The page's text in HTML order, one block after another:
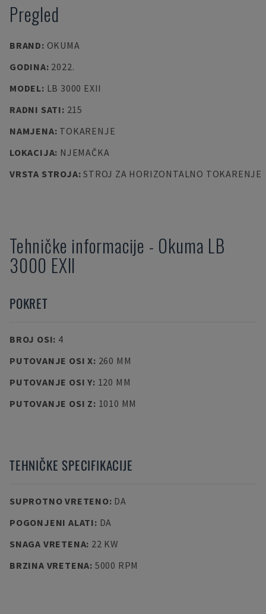
Pregled
BRAND: OKUMA
GODINA: 2022.
MODEL: LB 3000 EXII
RADNI SATI: 215
NAMJENA: TOKARENJE
LOKACIJA: NJEMAČKA
VRSTA STROJA:STROJ ZA HORIZONTALNO TOKARENJE
Tehničke informacije - Okuma LB
3000 EXII
POKRET
BROJ OSI: 4
PUTOVANJE OSI X: 260 MM
PUTOVANJE OSI Y: 120 MM
PUTOVANJE OSI Z: 1010 MM
TEHNIČKE SPECIFIKACIJE
SUPROTNO VRETENO: DA
POGONJENI ALATI: DA
SNAGA VRETENA: 22 KW
BRZINA VRETENA: 5000 RPM